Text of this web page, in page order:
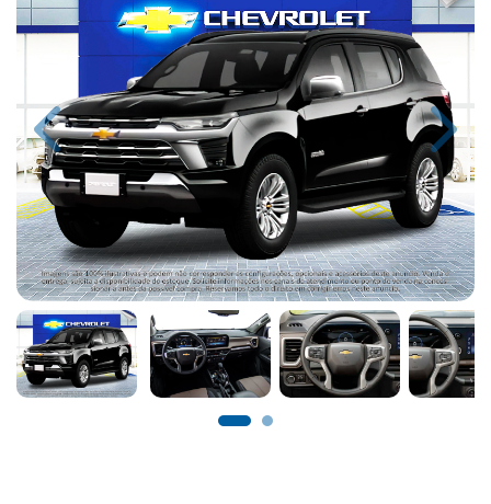
Previous Next